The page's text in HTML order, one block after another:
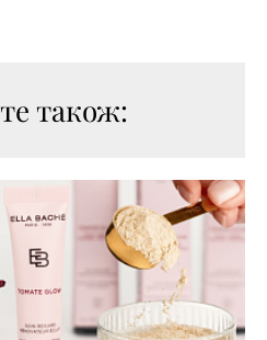
також: